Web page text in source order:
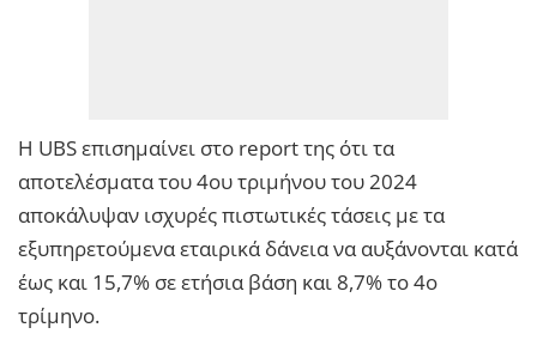
Η UBS επισημαίνει στο report της ότι τα
αποτελέσματα του 4ου τριμήνου του 2024
αποκάλυψαν ισχυρές πιστωτικές τάσεις με τα
εξυπηρετούμενα εταιρικά δάνεια να αυξάνονται κατά
έως και 15,7% σε ετήσια βάση και 8,7% το 4ο
τρίμηνο.